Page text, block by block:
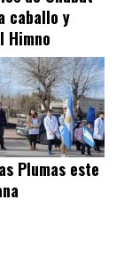
caballo y
Himno
Plumas este